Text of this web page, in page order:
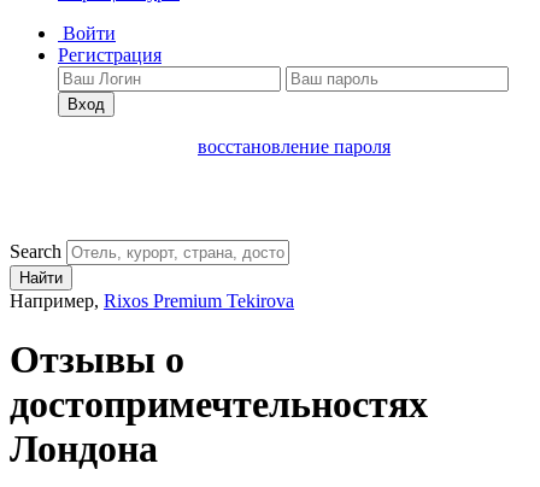
Войти
Регистрация
Вход
восстановление пароля
Search
Найти
Например, Rixos Premium Tekirova
Отзывы о
достопримечтельностях
Лондона